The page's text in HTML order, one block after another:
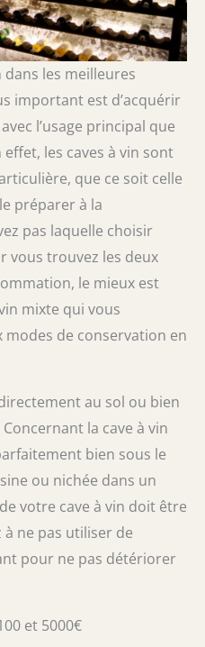
les meilleures
important est d’acquérir
l’usage principal que
les caves à vin sont
que ce soit celle
préparer à la
pas laquelle choisir
vous trouvez les deux
le mieux est
mixte qui vous
modes de conservation en
au sol ou bien
la cave à vin
bien sous le
ou nichée dans un
votre cave à vin doit être
ne pas utiliser de
pour ne pas détériorer
et 5000€